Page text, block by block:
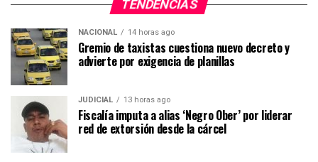
TENDENCIAS
NACIONAL 14 horas ago
Gremio de taxistas cuestiona nuevo decreto y
advierte por exigencia de planillas
JUDICIAL 13 horas ago
Fiscalía imputa a alias ‘Negro Ober’ por liderar
red de extorsión desde la cárcel